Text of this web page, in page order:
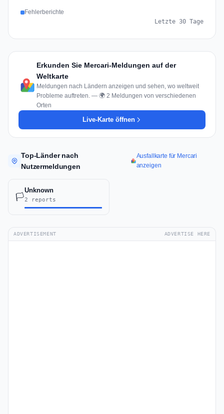
Fehlerberichte
Letzte 30 Tage
Erkunden Sie Mercari-Meldungen auf der
Weltkarte
Meldungen nach Ländern anzeigen und sehen, wo weltweit
Probleme auftreten. — 🌍 2 Meldungen von verschiedenen
Orten
Live-Karte öffnen
Top-Länder nach
Nutzermeldungen
Ausfallkarte für Mercari
anzeigen
🏳️
Unknown
2 reports
ADVERTISEMENT ADVERTISE HERE